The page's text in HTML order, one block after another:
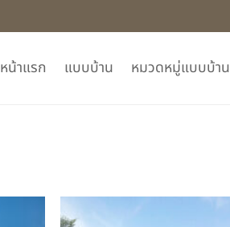
หน้าแรก แบบบ้าน หมวดหมู่แบบบ้าน